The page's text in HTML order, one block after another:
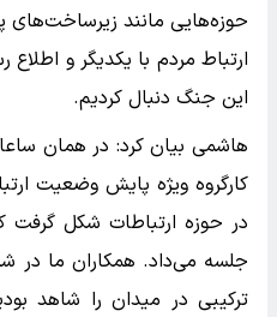
حوزه‌هایی مانند
ارتباط مردم با یکدیگر و اطلاع
این جنگ دنبال کردیم.
کارگروه ویژه پایش وضعیت
در حوزه ارتباطات شکل گرفت
جلسه می‌داد. همکاران ما در
ترکیبی در میدان را شاهد